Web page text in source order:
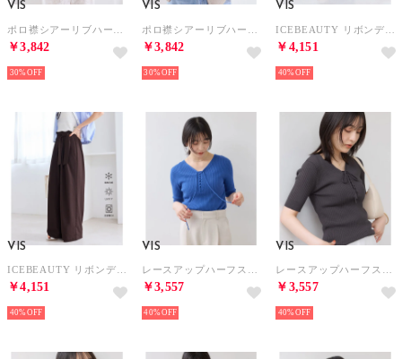
VIS
￥3,842
30%
VIS
￥3,842
30%
VIS
￥4,151
40%
VIS
￥4,151
40%
VIS
￥3,557
40%
VIS
￥3,557
40%